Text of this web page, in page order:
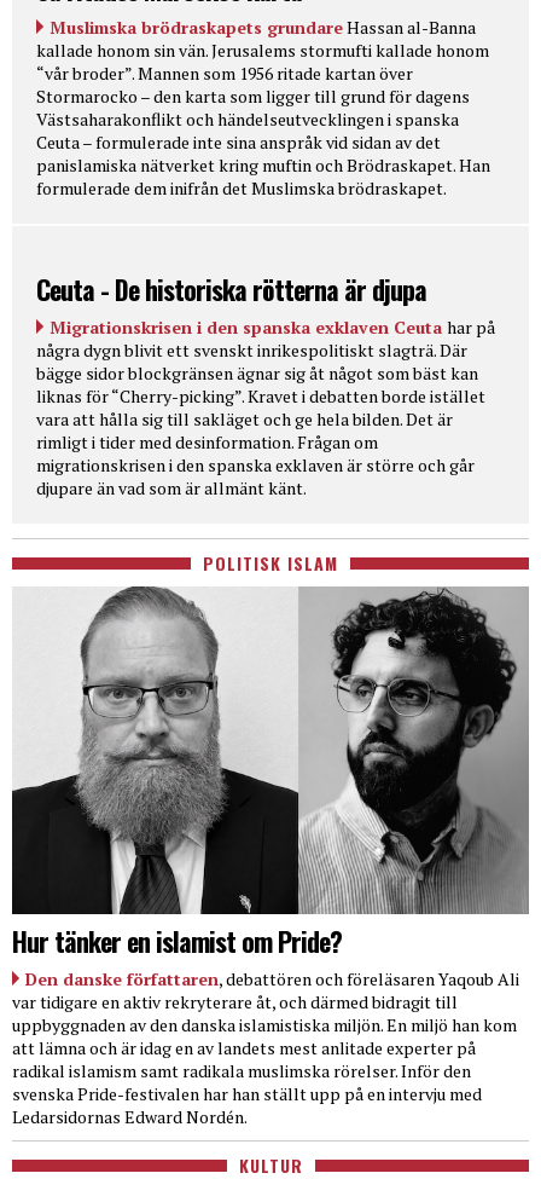
Muslimska brödraskapets grundareHassan al-Banna
kallade honom sin vän. Jerusalems stormufti kallade honom
“vår broder”. Mannen som 1956 ritade kartan över
Stormarocko – den karta som ligger till grund för dagens
Västsaharakonflikt och händelseutvecklingen i spanska
Ceuta – formulerade inte sina anspråk vid sidan av det
panislamiska nätverket kring muftin och Brödraskapet. Han
formulerade dem inifrån det Muslimska brödraskapet.
Ceuta - De historiska rötterna är djupa
Migrationskrisen i den spanska exklaven Ceuta har på
några dygn blivit ett svenskt inrikespolitiskt slagträ. Där
bägge sidor blockgränsen ägnar sig åt något som bäst kan
liknas för “Cherry-picking”. Kravet i debatten borde istället
vara att hålla sig till sakläget och ge hela bilden. Det är
rimligt i tider med desinformation. Frågan om
migrationskrisen i den spanska exklaven är större och går
djupare än vad som är allmänt känt.
POLITISK ISLAM
Hur tänker en islamist om Pride?
Den danske författaren, debattören och föreläsaren Yaqoub Ali
var tidigare en aktiv rekryterare åt, och därmed bidragit till
uppbyggnaden av den danska islamistiska miljön. En miljö han kom
att lämna och är idag en av landets mest anlitade experter på
radikal islamism samt radikala muslimska rörelser. Inför den
svenska Pride-festivalen har han ställt upp på en intervju med
Ledarsidornas Edward Nordén.
KULTUR